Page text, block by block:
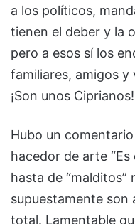
a los políticos,
tienen el deber y la
pero a esos sí los
familiares, amigos
¡Son unos Ciprianos!
Hubo un
hacedor de arte
hasta de “malditos”
supuestamente son
total. Lamentable